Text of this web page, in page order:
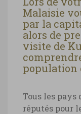
Malaisie
par la
alors de
visite de
population
Tous les pays
réputés pour